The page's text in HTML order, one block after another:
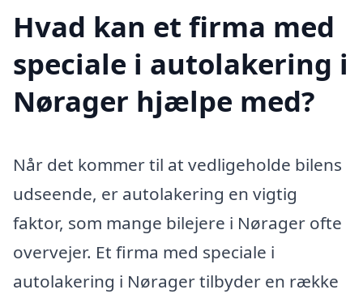
Hvad kan et firma med
speciale i autolakering i
Nørager hjælpe med?
Når det kommer til at vedligeholde bilens
udseende, er autolakering en vigtig
faktor, som mange bilejere i Nørager ofte
overvejer. Et firma med speciale i
autolakering i Nørager tilbyder en række